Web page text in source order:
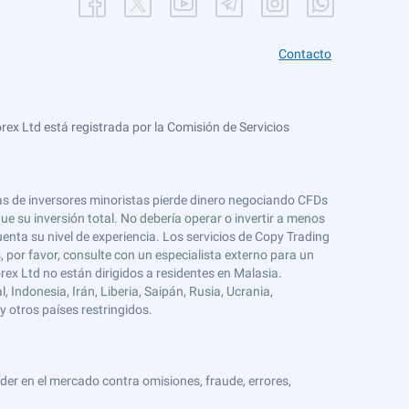
Contacto
Ltd está registrada por la Comisión de Servicios
de inversores minoristas pierde dinero negociando CFDs
su inversión total. No debería operar o invertir a menos
su nivel de experiencia. Los servicios de Copy Trading
favor, consulte con un especialista externo para un
Ltd no están dirigidos a residentes en Malasia.
Irán, Liberia, Saipán, Rusia, Ucrania,
otros países restringidos.
en el mercado contra omisiones, fraude, errores,